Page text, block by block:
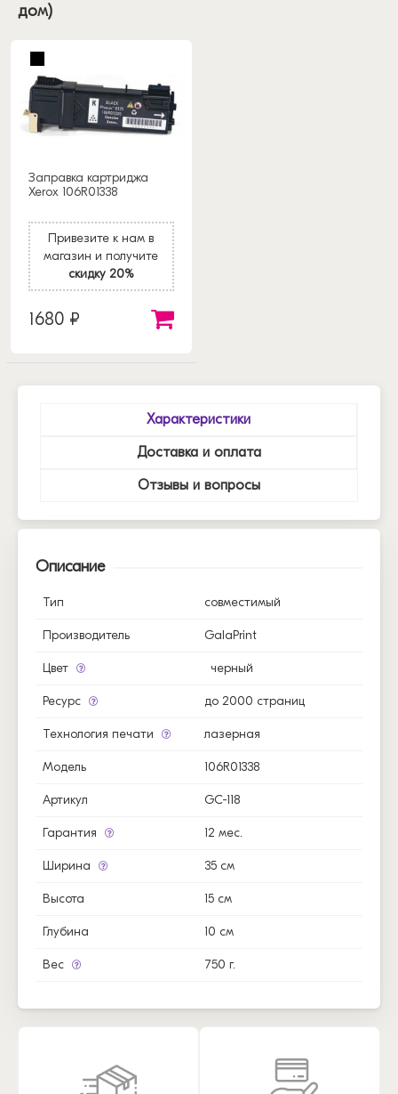
дом)
Заправка картриджа
Xerox 106R01338
Привезите к нам в
магазин и получите
скидку 20%
1680 ₽
Характеристики
Доставка и оплата
Отзывы и вопросы
Описание
Тип совместимый
Производитель GalaPrint
Цвет черный
Ресурс до 2000 страниц
Технология печати лазерная
Модель 106R01338
Артикул GC-118
Гарантия 12 мес.
Ширина 35 см
Высота 15 см
Глубина 10 см
Вес 750 г.